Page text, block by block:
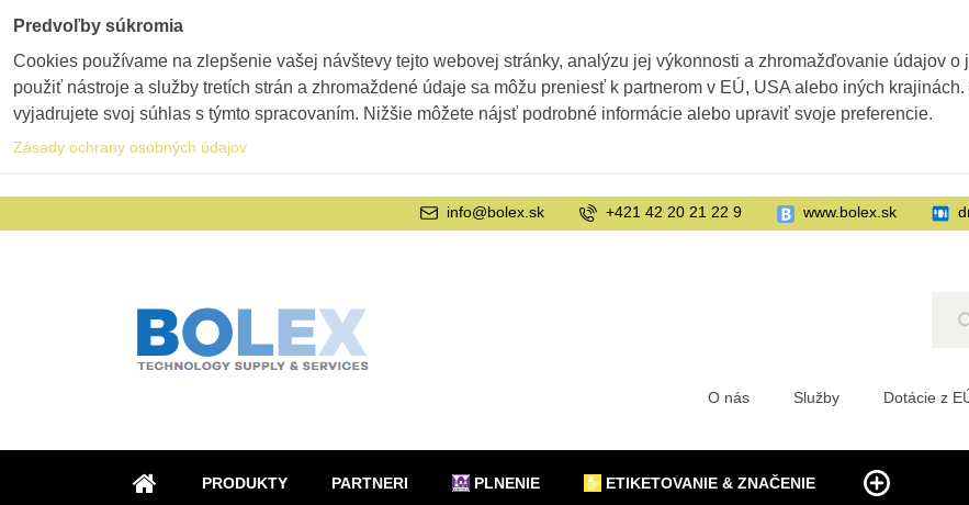
ÚVOD
PRODUKTY PARTNERI PLNENIE ETIKETOVANIE & ZNAČENIE
O nás Služby Dotácie z
info@bolex.sk +421 42 20 21 22 9 www.bolex.sk
Predvoľby súkromia
Cookies používame na zlepšenie vašej návštevy tejto webovej stránky, analýzu jej výkonnosti a zhromažďovanie údajov
použiť nástroje a služby tretích strán a zhromaždené údaje sa môžu preniesť k partnerom v EÚ, USA alebo iných
vyjadrujete svoj súhlas s týmto spracovaním. Nižšie môžete nájsť podrobné informácie alebo upraviť svoje preferencie.
Zásady ochrany osobných údajov